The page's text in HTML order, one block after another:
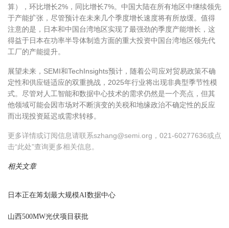
算），环比增长2% ，同比增长7%。中国大陆在所有地区中继续领先
于产能扩张，尽管预计在未来几个季度增长速度将有所放缓。值得
注意的是，日本和中国台湾地区实现了最强劲的季度产能增长，这
得益于日本在功率半导体制造方面的重大投资中国台湾地区领先代
工厂的产能提升。
展望未来， SEMI和TechInsights预计，随着公司应对贸易政策不确
定性和供应链适应的双重挑战， 2025年行业将出现非典型季节性模
式。尽管对人工智能和数据中心技术的需求仍然是一个亮点，但其
他领域可能会因市场对不断演变的关税和地缘政治不确定性的反应
而出现投资延迟或需求转移。
更多详情或订阅信息请联系szhang@semi.org ， 021-60277636或点
击“此处”查询更多相关信息。
相关文章
日本正在筹划最大规模AI数据中心
山西500MW光伏项目获批